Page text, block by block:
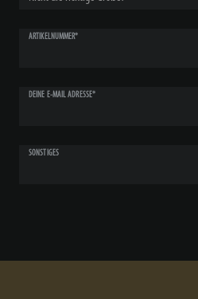
ARTIKELNUMMER*
DEINE E-MAIL ADRESSE*
SONSTIGES